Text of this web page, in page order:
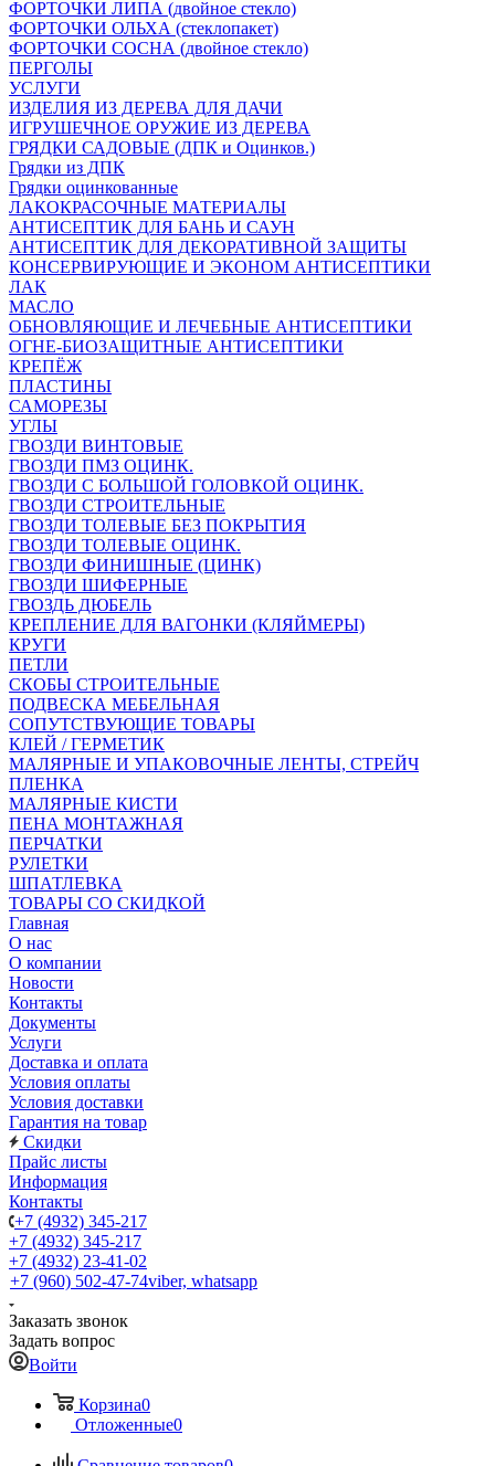
ФОРТОЧКИ ЛИПА (двойное стекло)
ФОРТОЧКИ ОЛЬХА (стеклопакет)
ФОРТОЧКИ СОСНА (двойное стекло)
ПЕРГОЛЫ
УСЛУГИ
ИЗДЕЛИЯ ИЗ ДЕРЕВА ДЛЯ ДАЧИ
ИГРУШЕЧНОЕ ОРУЖИЕ ИЗ ДЕРЕВА
ГРЯДКИ САДОВЫЕ (ДПК и Оцинков.)
Грядки из ДПК
Грядки оцинкованные
ЛАКОКРАСОЧНЫЕ МАТЕРИАЛЫ
АНТИСЕПТИК ДЛЯ БАНЬ И САУН
АНТИСЕПТИК ДЛЯ ДЕКОРАТИВНОЙ ЗАЩИТЫ
КОНСЕРВИРУЮЩИЕ И ЭКОНОМ АНТИСЕПТИКИ
ЛАК
МАСЛО
ОБНОВЛЯЮЩИЕ И ЛЕЧЕБНЫЕ АНТИСЕПТИКИ
ОГНЕ-БИОЗАЩИТНЫЕ АНТИСЕПТИКИ
КРЕПЁЖ
ПЛАСТИНЫ
САМОРЕЗЫ
УГЛЫ
ГВОЗДИ ВИНТОВЫЕ
ГВОЗДИ ПМЗ ОЦИНК.
ГВОЗДИ С БОЛЬШОЙ ГОЛОВКОЙ ОЦИНК.
ГВОЗДИ СТРОИТЕЛЬНЫЕ
ГВОЗДИ ТОЛЕВЫЕ БЕЗ ПОКРЫТИЯ
ГВОЗДИ ТОЛЕВЫЕ ОЦИНК.
ГВОЗДИ ФИНИШНЫЕ (ЦИНК)
ГВОЗДИ ШИФЕРНЫЕ
ГВОЗДЬ ДЮБЕЛЬ
КРЕПЛЕНИЕ ДЛЯ ВАГОНКИ (КЛЯЙМЕРЫ)
КРУГИ
ПЕТЛИ
СКОБЫ СТРОИТЕЛЬНЫЕ
ПОДВЕСКА МЕБЕЛЬНАЯ
СОПУТСТВУЮЩИЕ ТОВАРЫ
КЛЕЙ / ГЕРМЕТИК
МАЛЯРНЫЕ И УПАКОВОЧНЫЕ ЛЕНТЫ, СТРЕЙЧ
ПЛЕНКА
МАЛЯРНЫЕ КИСТИ
ПЕНА МОНТАЖНАЯ
ПЕРЧАТКИ
РУЛЕТКИ
ШПАТЛЕВКА
ТОВАРЫ СО СКИДКОЙ
Главная
О нас
О компании
Новости
Контакты
Документы
Услуги
Доставка и оплата
Условия оплаты
Условия доставки
Гарантия на товар
Скидки
Прайс листы
Информация
Контакты
+7 (4932) 345-217
+7 (4932) 345-217
+7 (4932) 23-41-02
+7 (960) 502-47-74viber, whatsapp
Заказать звонок
Задать вопрос
Войти
Корзина0
Отложенные0